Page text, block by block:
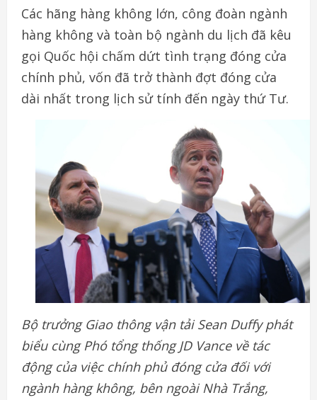
Các hãng hàng không lớn, công đoàn ngành
hàng không và toàn bộ ngành du lịch đã kêu
gọi Quốc hội chấm dứt tình trạng đóng cửa
chính phủ, vốn đã trở thành đợt đóng cửa
dài nhất trong lịch sử tính đến ngày thứ Tư.
Bộ trưởng Giao thông vận tải Sean Duffy phát
biểu cùng Phó tổng thống JD Vance về tác
động của việc chính phủ đóng cửa đối với
ngành hàng không, bên ngoài Nhà Trắng,